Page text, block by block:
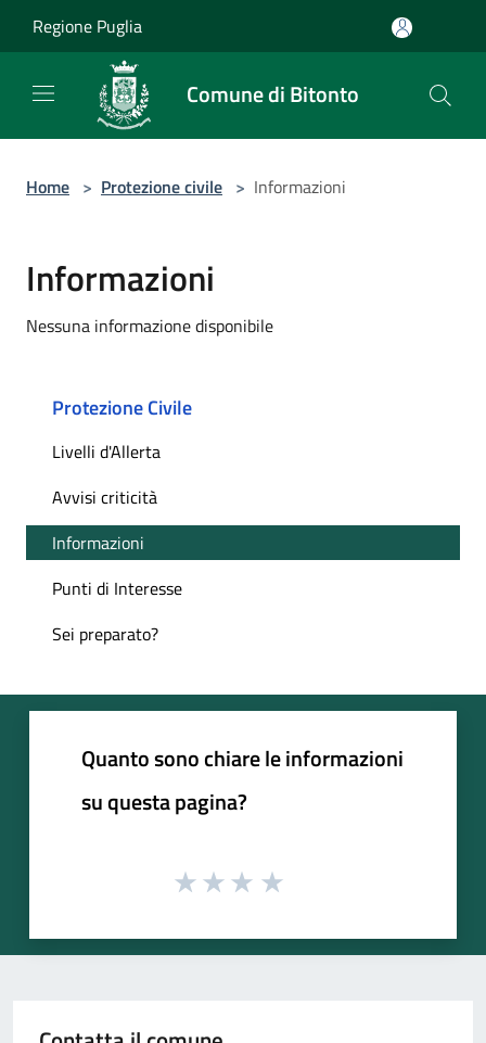
Regione Puglia
Comune di Bitonto
Home > Protezione civile > Informazioni
Informazioni
Nessuna informazione disponibile
Protezione Civile
Livelli d'Allerta
Avvisi criticità
Informazioni
Punti di Interesse
Sei preparato?
Quanto sono chiare le informazioni
su questa pagina?